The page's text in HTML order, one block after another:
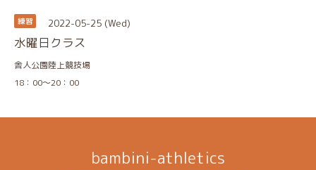
練習 2022-05-25 (Wed)
水曜日クラス
舎人公園陸上競技場
18：00～20：00
bambini-athletics